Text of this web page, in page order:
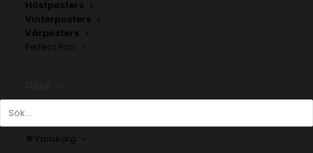
Höstposters
Vinterposters
Vårposters
Perfect Pair
Varukorg
Österbymo
Fr.200.00
SNABB LEVERANS
1-2 arbetsdagar